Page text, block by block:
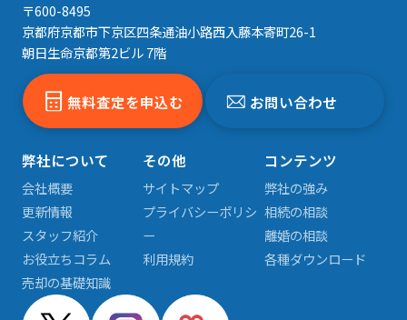
〒600-8495
京都府京都市下京区四条通油小路西入藤本寄町26-1
朝日生命京都第2ビル 7階
無料査定を申込む お問い合わせ
弊社について
会社概要
更新情報
スタッフ紹介
お役立ちコラム
売却の基礎知識
その他
サイトマップ
プライバシーポリシ
ー
利用規約
コンテンツ
弊社の強み
相続の相談
離婚の相談
各種ダウンロード